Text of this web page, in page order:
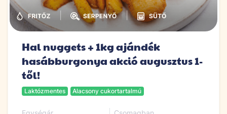
|
Hal nuggets + 1kg ajándék
hasábburgonya akció augusztus 1-
től!
Laktózmentes Alacsony cukortartalmú